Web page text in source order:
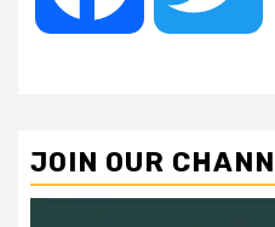
JOIN OUR